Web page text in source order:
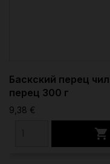
Баскский перец
перец 300 г
9,38 €
